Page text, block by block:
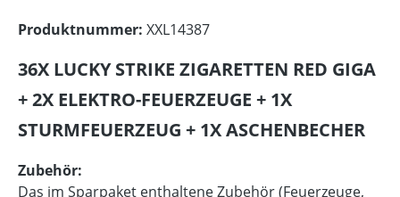
Produktnummer: XXL14387
36X LUCKY STRIKE ZIGARETTEN RED GIGA
+ 2X ELEKTRO-FEUERZEUGE + 1X
STURMFEUERZEUG + 1X ASCHENBECHER
Zubehör:
Das im Sparpaket enthaltene Zubehör (Feuerzeuge,